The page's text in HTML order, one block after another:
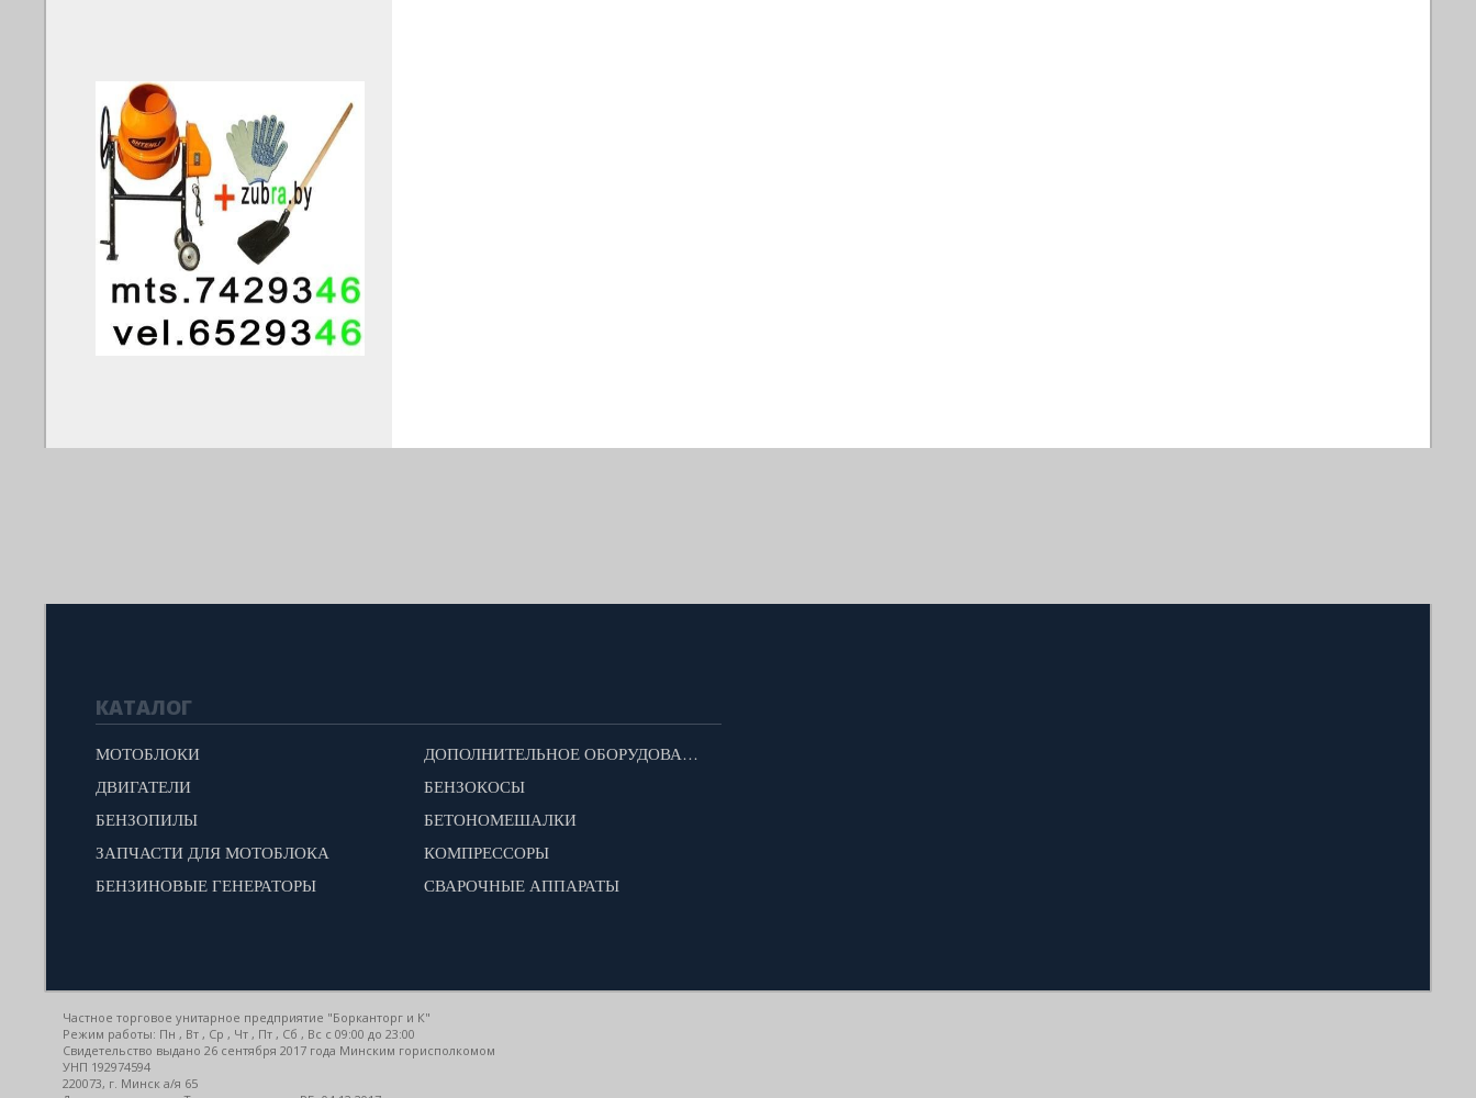
КАТАЛОГ
МОТОБЛОКИ
ДОПОЛНИТЕЛЬНОЕ ОБОРУДОВАНИЕ ДЛЯ МОТОБЛОКОВ
ДВИГАТЕЛИ
БЕНЗОКОСЫ
БЕНЗОПИЛЫ
БЕТОНОМЕШАЛКИ
ЗАПЧАСТИ ДЛЯ МОТОБЛОКА
КОМПРЕССОРЫ
БЕНЗИНОВЫЕ ГЕНЕРАТОРЫ
СВАРОЧНЫЕ АППАРАТЫ
Частное торговое унитарное предприятие "Борканторг и К"
Режим работы: Пн , Вт , Ср , Чт , Пт , Сб , Вс c 09:00 до 23:00
Свидетельство выдано 26 сентября 2017 года Минским горисполкомом
УНП 192974594
220073, г. Минск а/я 65